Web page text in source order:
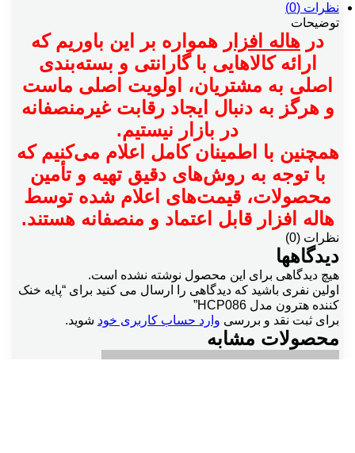
نظرات (0)
توضیحات
در هاله افزار همواره بر این باوریم که
ارائه کالاهایی با گارانتی و بسته‌بندی
اصلی به مشتریان، اولویت اصلی ماست
و هرگز به دنبال ایجاد رقابت غیرمنصفانه
در بازار نیستیم.
همچنین با اطمینان کامل اعلام می‌کنیم که
با توجه به روش‌های دقیق تهیه و تأمین
محصولات، قیمت‌های اعلام شده توسط
هاله افزار قابل اعتماد و منصفانه هستند.
نظرات (0)
دیدگاهها
هیچ دیدگاهی برای این محصول نوشته نشده است.
اولین نفری باشید که دیدگاهی را ارسال می کنید برای “پایه خنک
کننده هترون مدل HCP086”
برای ثبت نقد و بررسی وارد حساب کاربری خود شوید.
محصولات مشابه